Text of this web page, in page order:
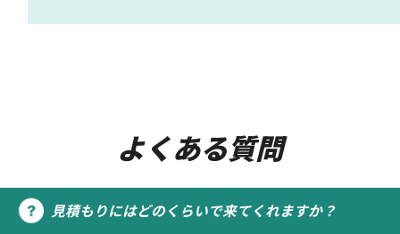
よくある質問
見積もりにはどのくらいで来てくれますか？